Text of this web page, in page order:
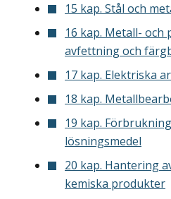
15 kap. Stål och
16 kap. Metall- och
avfettning och
17 kap. Elektriska
18 kap.
19 kap.
lösningsmedel
20 kap. Hantering
kemiska produkter